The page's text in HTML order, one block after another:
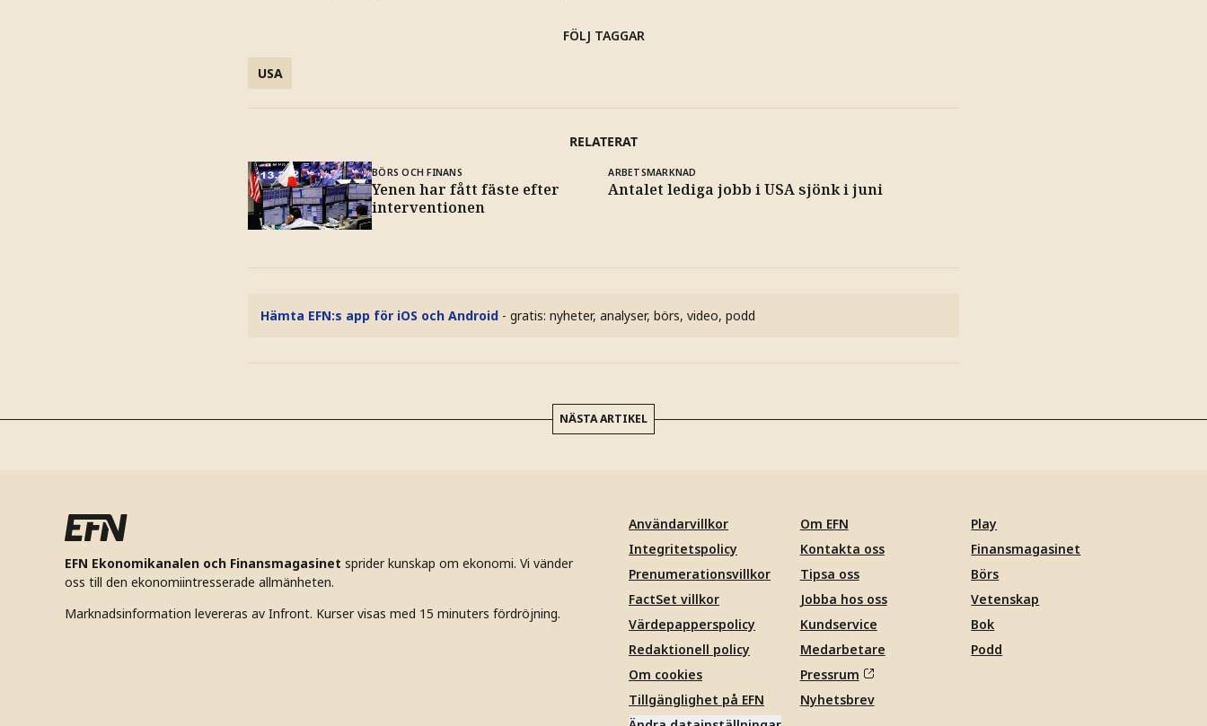
FÖLJ TAGGAR
USA
RELATERAT
BÖRS OCH FINANS
Yenen har fått fäste efter
interventionen
ARBETSMARKNAD
Antalet lediga jobb i USA sjönk i juni
Hämta EFN:s app för iOS och Android - gratis: nyheter, analyser, börs, video, podd
NÄSTA ARTIKEL
EFN Ekonomikanalen och Finansmagasinet sprider kunskap om ekonomi. Vi vänder
oss till den ekonomiintresserade allmänheten.
Marknadsinformation levereras av Infront. Kurser visas med 15 minuters fördröjning.
Användarvillkor
Integritetspolicy
Prenumerationsvillkor
FactSet villkor
Värdepapperspolicy
Redaktionell policy
Om cookies
Tillgänglighet på EFN
Om EFN
Kontakta oss
Tipsa oss
Jobba hos oss
Kundservice
Medarbetare
Pressrum
Nyhetsbrev
Play
Finansmagasinet
Börs
Vetenskap
Bok
Podd